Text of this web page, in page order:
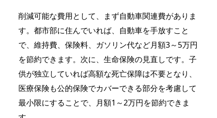
削減可能な費用として、まず自動車関連費がありま
す。都市部に住んでいれば、自動車を手放すこと
で、維持費、保険料、ガソリン代など月額3～5万円
を節約できます。次に、生命保険の見直しです。子
供が独立していれば高額な死亡保障は不要となり、
医療保険も公的保険でカバーできる部分を考慮して
最小限にすることで、月額1～2万円を節約できま